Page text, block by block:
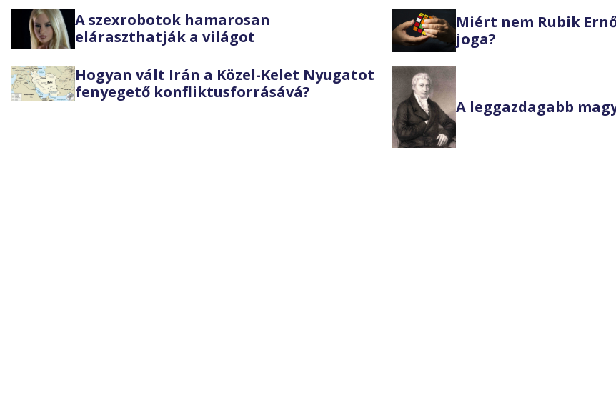
A szexrobotok hamarosan
eláraszthatják a világot
Miért nem Rubik
joga?
Hogyan vált Irán a Közel-Kelet Nyugatot
fenyegető konfliktusforrásává?
A leggazdagabb